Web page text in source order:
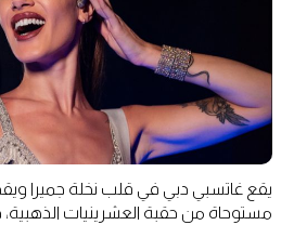
يقع غاتسبي دبي في قلب نخلة جميرا
مستوحاة من حقبة العشرينيات الذهبية،